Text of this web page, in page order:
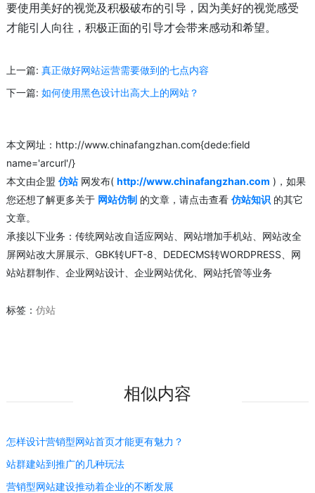
要使用美好的视觉及积极破布的引导，因为美好的视觉感受
才能引人向往，积极正面的引导才会带来感动和希望。
上一篇: 真正做好网站运营需要做到的七点内容
下一篇: 如何使用黑色设计出高大上的网站？
本文网址：http://www.chinafangzhan.com{dede:field
name='arcurl'/}
本文由企盟 仿站 网发布( http://www.chinafangzhan.com )，如果
您还想了解更多关于 网站仿制 的文章，请点击查看 仿站知识 的其它
文章。
承接以下业务：传统网站改自适应网站、网站增加手机站、网站改全
屏网站改大屏展示、GBK转UFT-8、DEDECMS转WORDPRESS、网
站站群制作、企业网站设计、企业网站优化、网站托管等业务
标签： 仿站
相似内容
怎样设计营销型网站首页才能更有魅力？
站群建站到推广的几种玩法
营销型网站建设推动着企业的不断发展